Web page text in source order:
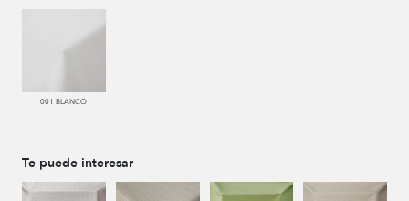
001 BLANCO
Te puede interesar